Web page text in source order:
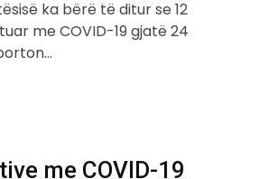
ka bërë të ditur se 12
me COVID-19 gjatë 24
me COVID-19